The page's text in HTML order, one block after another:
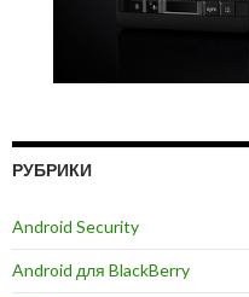
РУБРИКИ
Android Security
Android для BlackBerry